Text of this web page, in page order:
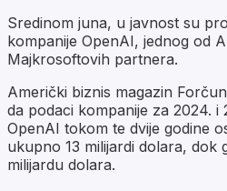
Sredinom juna, u javnost su
kompanije OpenAI, jednog od
Majkrosoftovih partnera.
Američki biznis magazin
da podaci kompanije za 2024. i
OpenAI tokom te dvije godine
ukupno 13 milijardi dolara, dok
milijardu dolara.